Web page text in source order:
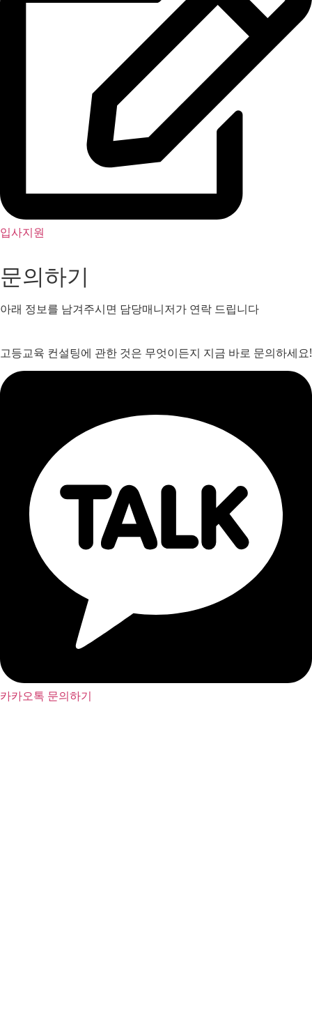
입사지원
문의하기
아래 정보를 남겨주시면 담당매니저가 연락 드립니다
고등교육 컨설팅에 관한 것은 무엇이든지 지금 바로 문의하세요!
카카오톡 문의하기